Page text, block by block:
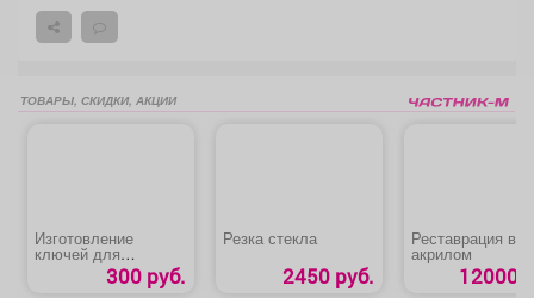
ТОВАРЫ, СКИДКИ, АКЦИИ
Изготовление
ключей для
домофонов300 руб.
Резка стекла
2450 руб.
Реставрация
акрилом
12000